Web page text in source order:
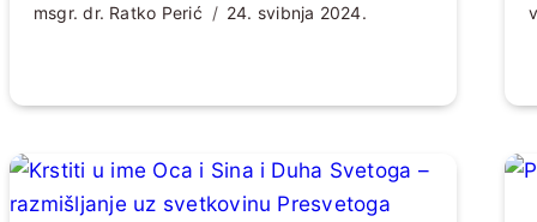
msgr. dr. Ratko Perić 24. svibnja 2024.